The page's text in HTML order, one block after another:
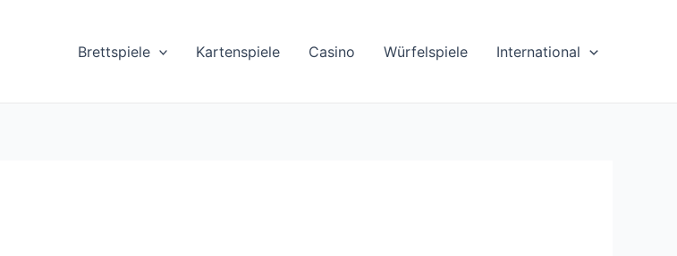
Brettspiele Kartenspiele Casino Würfelspiele International